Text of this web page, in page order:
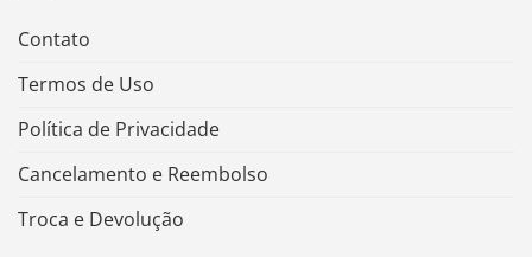
Contato
Termos de Uso
Política de Privacidade
Cancelamento e Reembolso
Troca e Devolução